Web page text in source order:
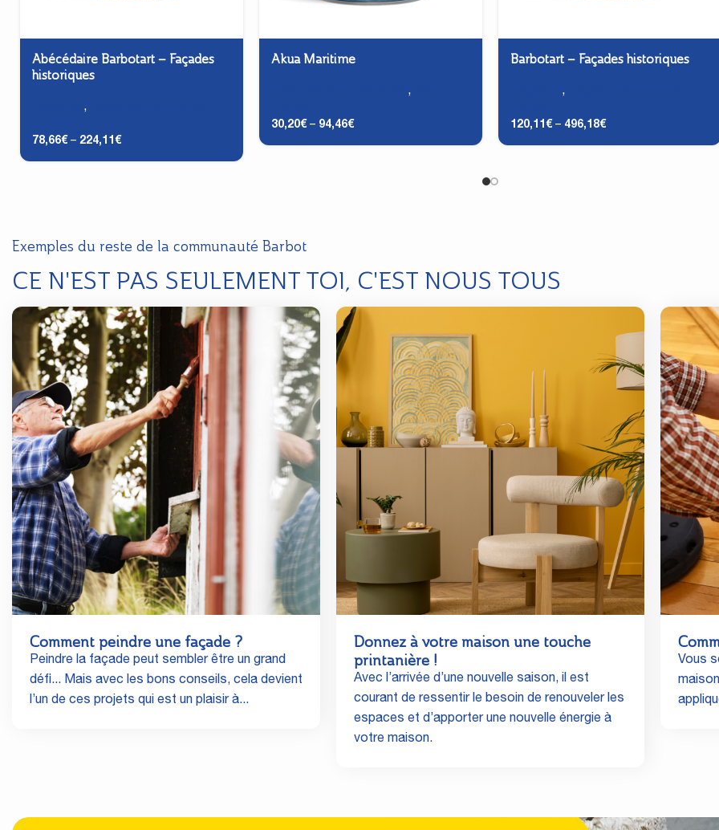
Abécédaire Barbotart – Façades
historiques
,
78,66€ – 224,11 €
Akua Maritime
,
30,20€ – 94,46€
Barbotart – Façades historiques
,
120,11 € – 496,18€
Exemples du reste de la communauté Barbot
CE N'EST PAS SEULEMENT TOI, C'EST NOUS TOUS
Comment peindre une façade ?
Peindre la façade peut sembler être un grand
défi... Mais avec les bons conseils, cela devient
l’un de ces projets qui est un plaisir à...
Donnez à votre maison une touche
printanière !
Avec l’arrivée d’une nouvelle saison, il est
courant de ressentir le besoin de renouveler les
espaces et d’apporter une nouvelle énergie à
votre maison.
Vous